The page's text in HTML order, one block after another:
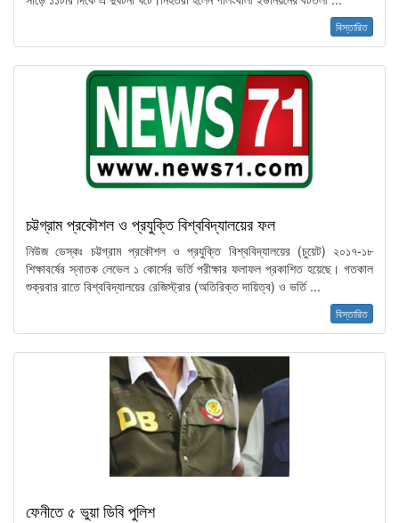
বিস্তারিত
চট্টগ্রাম প্রকৌশল ও প্রযুক্তি বিশ্ববিদ্যালয়ের ফল
নিউজ ডেস্কঃ চট্টগ্রাম প্রকৌশল ও প্রযুক্তি বিশ্ববিদ্যালয়ের (চুয়েট) ২০১৭-১৮
শিক্ষাবর্ষের স্নাতক লেভেল ১ কোর্সের ভর্তি পরীক্ষার ফলাফল প্রকাশিত হয়েছে। গতকাল
শুক্রবার রাতে বিশ্ববিদ্যালয়ের রেজিস্ট্রার (অতিরিক্ত দায়িত্ব) ও ভর্তি ...
বিস্তারিত
ফেনীতে ৫ ভুয়া ডিবি পুলিশ